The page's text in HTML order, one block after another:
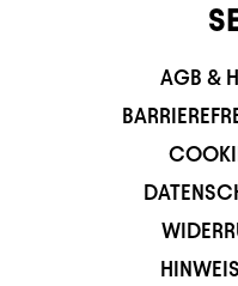
AGB &